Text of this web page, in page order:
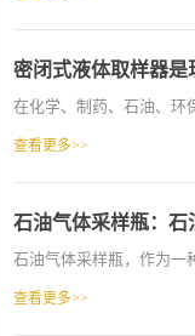
密闭式液体取样器是
在化学、制药、石油、环
查看更多>>
石油气体采样瓶：石
石油气体采样瓶，作为一
查看更多>>